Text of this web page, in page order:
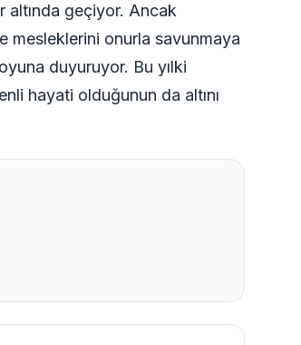
altında geçiyor. Ancak
mesleklerini onurla savunmaya
duyuruyor. Bu yılki
hayati olduğunun da altını